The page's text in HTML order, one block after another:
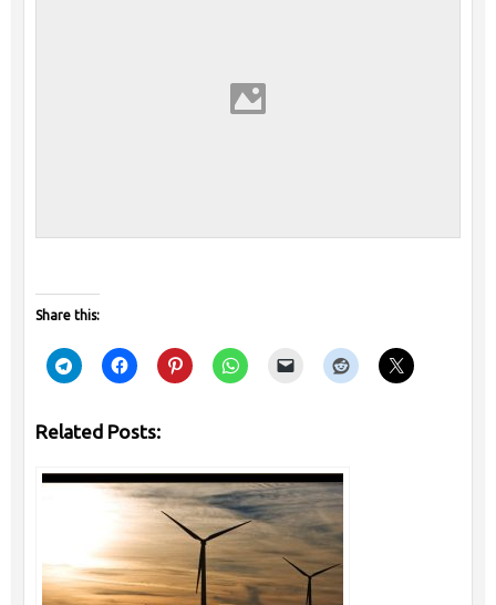
Share this:
Related Posts: